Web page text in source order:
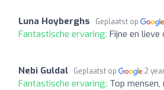
Luna Hoyberghs Geplaatst op
Fantastische ervaring: Fijne en
Nebi Guldal Geplaatst op 2
Fantastische ervaring: Top mensen,